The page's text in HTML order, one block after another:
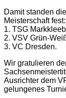
Damit standen
Meisterschaft fest:
1. TSG
2. VSV Grün-
3. VC Dresden.
Wir gratulieren
Ausrichter dem
gelungenes